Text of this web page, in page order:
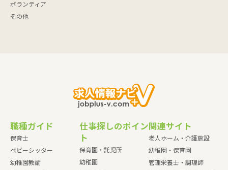
ボランティア
その他
職種ガイド
保育士
ベビーシッター
幼稚園教諭
仕事探しのポイン
ト
保育園・託児所
幼稚園
関連サイト
老人ホーム・介護施設
幼稚園・保育園
管理栄養士・調理師